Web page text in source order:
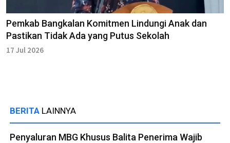
Pemkab Bangkalan Komitmen Lindungi Anak dan
Pastikan Tidak Ada yang Putus Sekolah
17 Jul 2026
BERITA LAINNYA
Penyaluran MBG Khusus Balita Penerima Wajib